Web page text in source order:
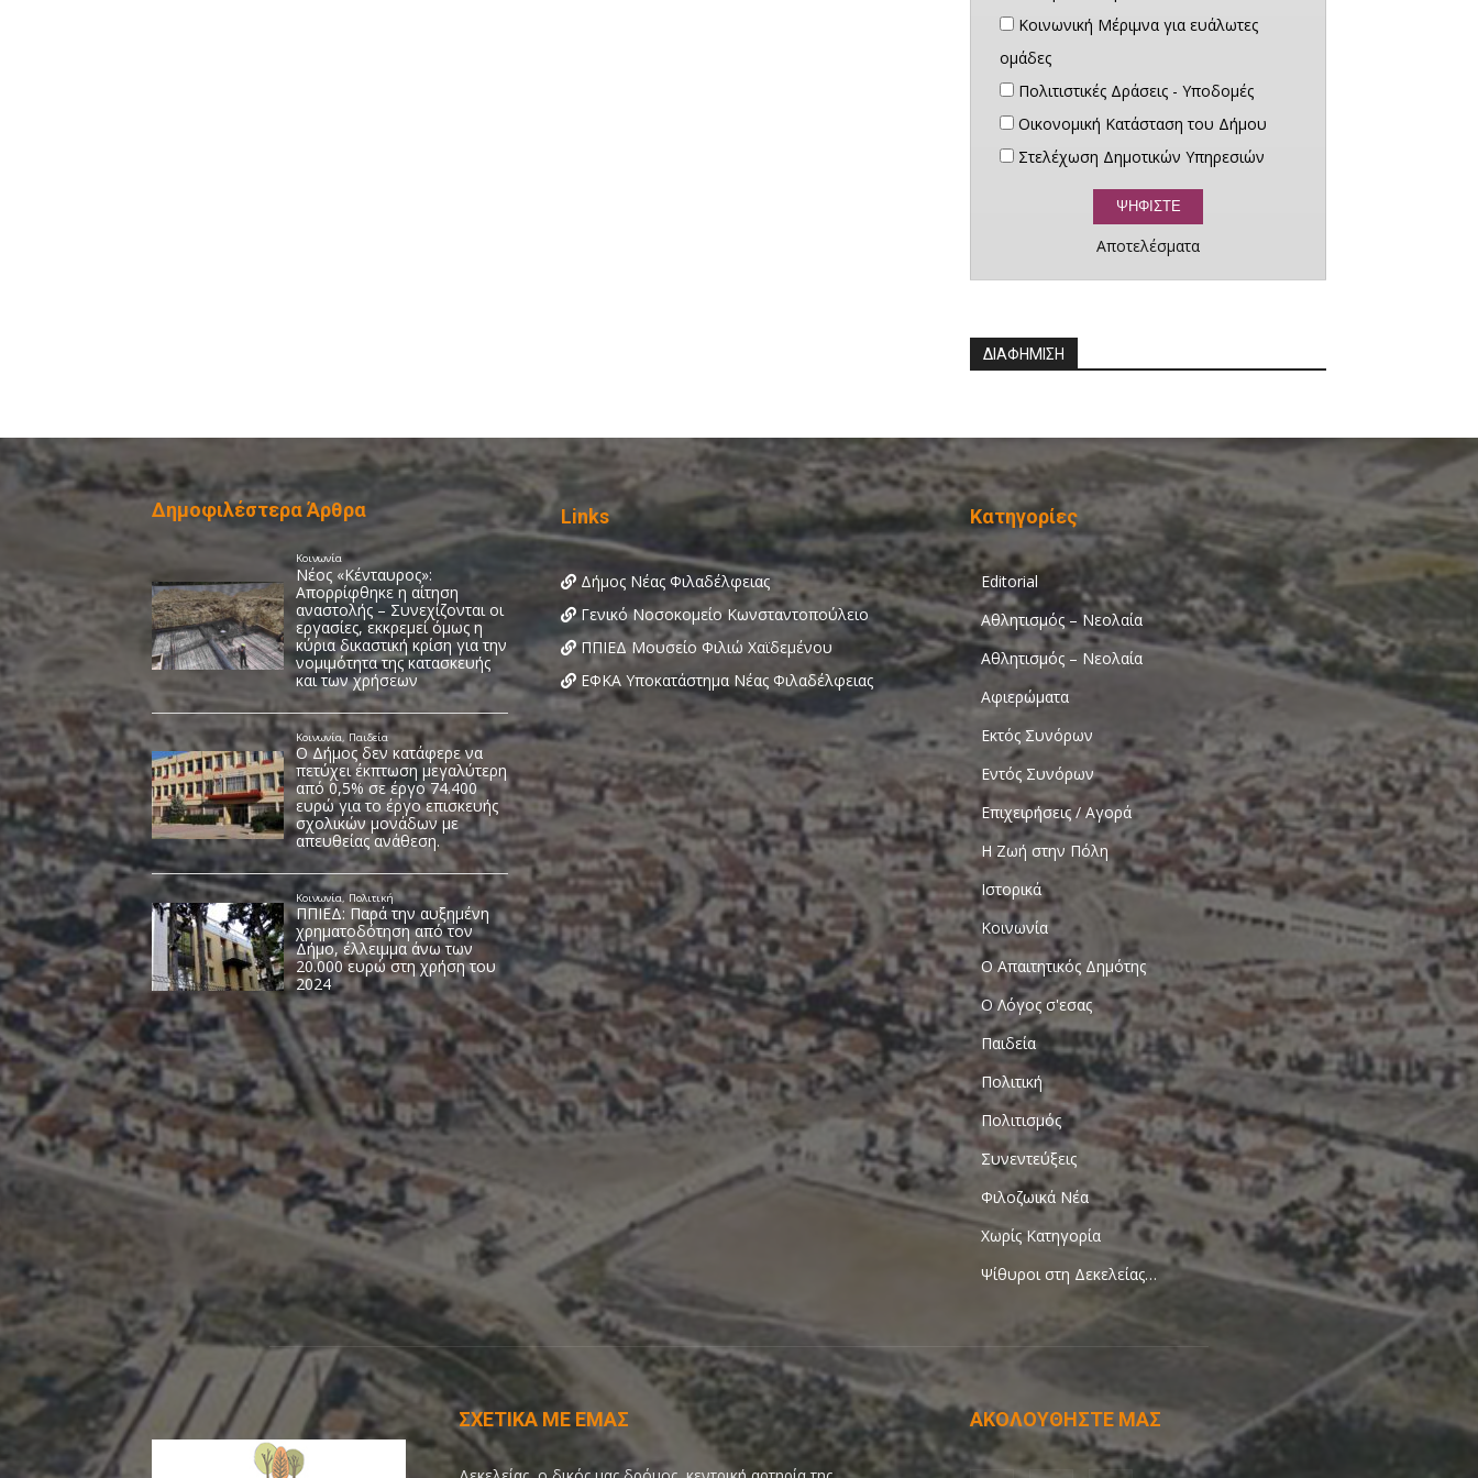
Κοινωνική Μέριμνα για ευάλωτες
ομάδες
Πολιτιστικές Δράσεις - Υποδομές
Οικονομική Κατάσταση του Δήμου
Στελέχωση Δημοτικών Υπηρεσιών
Αποτελέσματα
ΔΙΑΦΗΜΙΣΗ
Δημοφιλέστερα Άρθρα Links
Δήμος Νέας Φιλαδέλφειας
Γενικό Νοσοκομείο Κωνσταντοπούλειο
ΠΠΙΕΔ Μουσείο Φιλιώ Χαϊδεμένου
ΕΦΚΑ Υποκατάστημα Νέας Φιλαδέλφειας
Κατηγορίες
Editorial
Αθλητισμός – Νεολαία
Αθλητισμός – Νεολαία
Αφιερώματα
Εκτός Συνόρων
Εντός Συνόρων
Επιχειρήσεις / Αγορά
Η Ζωή στην Πόλη
Ιστορικά
Κοινωνία
Ο Απαιτητικός Δημότης
Ο Λόγος σ'εσας
Παιδεία
Πολιτική
Πολιτισμός
Συνεντεύξεις
Φιλοζωικά Νέα
Χωρίς Κατηγορία
Ψίθυροι στη Δεκελείας…
ΣΧΕΤΙΚΑ ΜΕ ΕΜΑΣ ΑΚΟΛΟΥΘΗΣΤΕ ΜΑΣ